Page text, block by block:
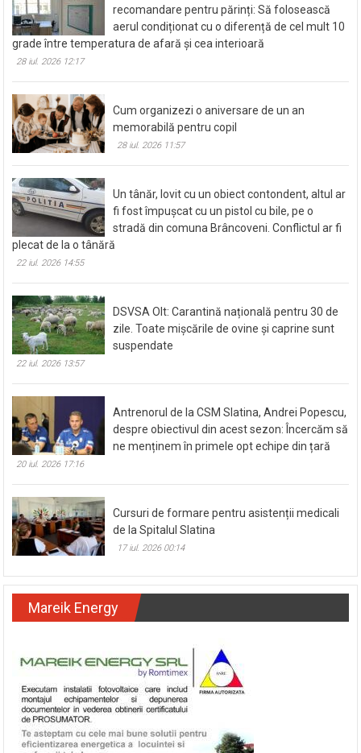
recomandare pentru părinți: Să folosească
aerul condiționat cu o diferență de cel mult 10
grade între temperatura de afară și cea interioară
28 iul. 2026 12:17
Cum organizezi o aniversare de un an
memorabilă pentru copil
28 iul. 2026 11:57
Un tânăr, lovit cu un obiect contondent, altul ar
fi fost împușcat cu un pistol cu bile, pe o
stradă din comuna Brâncoveni. Conflictul ar fi
plecat de la o tânără
22 iul. 2026 14:55
DSVSA Olt: Carantină națională pentru 30 de
zile. Toate mișcările de ovine și caprine sunt
suspendate
22 iul. 2026 13:57
Antrenorul de la CSM Slatina, Andrei Popescu,
despre obiectivul din acest sezon: Încercăm să
ne menținem în primele opt echipe din țară
20 iul. 2026 17:16
Cursuri de formare pentru asistenții medicali
de la Spitalul Slatina
17 iul. 2026 00:14
Mareik Energy